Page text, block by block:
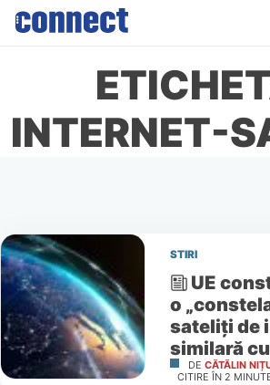
Skip
content
INTERNET-
STIRI
UE
o
sateliți de
similară
DE CĂTĂLIN
CITIRE ÎN 2